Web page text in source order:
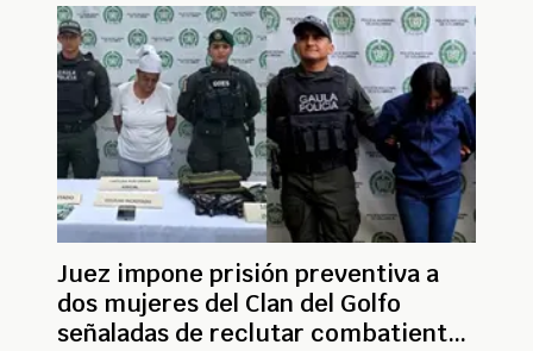
Juez impone prisión preventiva a
dos mujeres del Clan del Golfo
señaladas de reclutar combatientes